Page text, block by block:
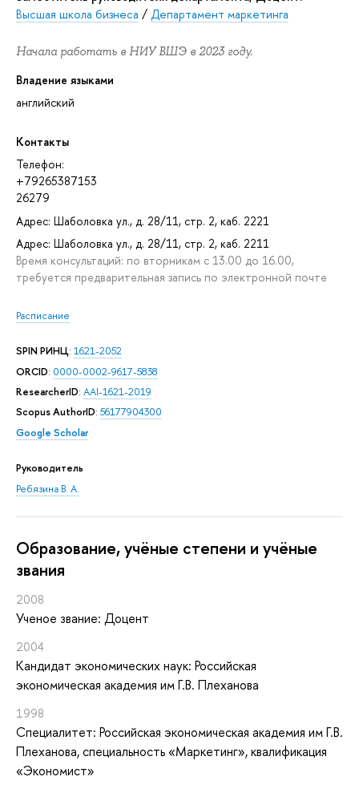
Высшая школа бизнеса / Департамент маркетинга
Начала работать в НИУ ВШЭ в 2023 году.
Владение языками
английский
Контакты
Телефон:
+79265387153
26279
Адрес: Шаболовка ул., д. 28/11, стр. 2, каб. 2221
Адрес: Шаболовка ул., д. 28/11, стр. 2, каб. 2211
Время консультаций: по вторникам с 13.00 до 16.00,
требуется предварительная запись по электронной почте
Расписание
SPIN РИНЦ: 1621-2052
ORCID: 0000-0002-9617-5838
ResearcherID: AAI-1621-2019
Scopus AuthorID: 56177904300
Google Scholar
Руководитель
Ребязина В. А.
Oбразование, учёные степени и учёные
звания
2008
Ученое звание: Доцент
2004
Кандидат экономических наук: Российская
экономическая академия им Г.В. Плеханова
1998
Специалитет: Российская экономическая академия им Г.В.
Плеханова, специальность «Маркетинг», квалификация
«Экономист»